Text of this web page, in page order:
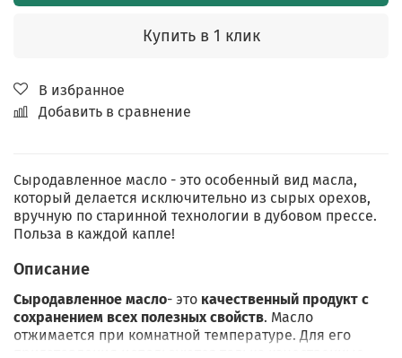
Купить в 1 клик
В избранное
Добавить в сравнение
Сыродавленное масло - это особенный вид масла,
который делается исключительно из сырых орехов,
вручную по старинной технологии в дубовом прессе.
Польза в каждой капле!
Описание
Сыродавленное масло- это качественный продукт с
сохранением всех полезных свойств. Масло
отжимается при комнатной температуре. Для его